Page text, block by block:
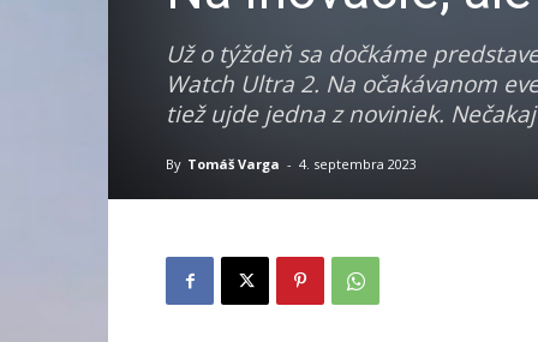
Už o týždeň sa dočkáme
Watch Ultra 2. Na očakávanom
tiež ujde jedna z noviniek.
By Tomáš Varga - 4. septembra 2023